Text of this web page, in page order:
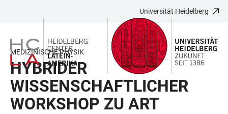
ZUR
BARRIEREFREIHEIT
Universität Heidelberg
MEDIZINISCHE PHYSIK
HYBRIDER
WISSENSCHAFTLICHER
WORKSHOP ZU ART